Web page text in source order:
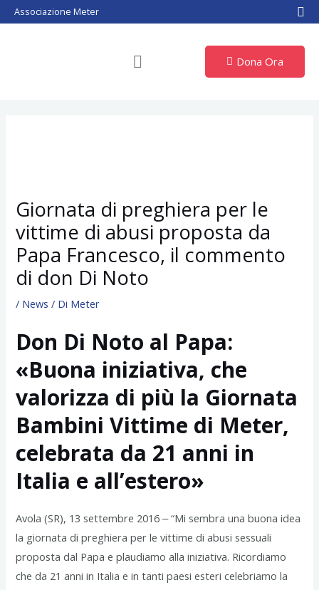
al
Associazione Meter
Dona Ora
Giornata di preghiera per le
vittime di abusi proposta da
Papa Francesco, il commento
di don Di Noto
/ News / Di Meter
Don Di Noto al Papa:
«Buona iniziativa, che
valorizza di più la Giornata
Bambini Vittime di Meter,
celebrata da 21 anni in
Italia e all’estero»
Avola (SR), 13 settembre 2016 ‒ “Mi sembra una buona idea
la giornata di preghiera per le vittime di abusi sessuali
proposta dal Papa e plaudiamo alla iniziativa. Ricordiamo
che da 21 anni in Italia e in tanti paesi esteri celebriamo la